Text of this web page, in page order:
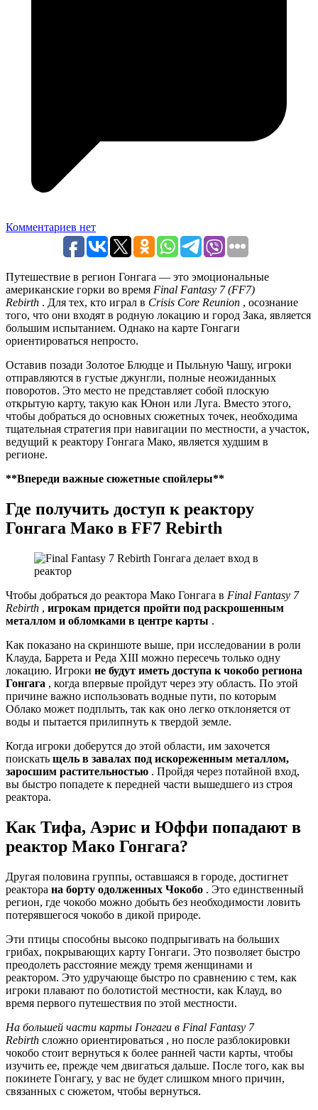
Комментариев нет
Путешествие в регион Гонгага — это эмоциональные
американские горки во время Final Fantasy 7 (FF7)
Rebirth . Для тех, кто играл в Crisis Core Reunion , осознание
того, что они входят в родную локацию и город Зака, является
большим испытанием. Однако на карте Гонгаги
ориентироваться непросто.
Оставив позади Золотое Блюдце и Пыльную Чашу, игроки
отправляются в густые джунгли, полные неожиданных
поворотов. Это место не представляет собой плоскую
открытую карту, такую ​​как Юнон или Луга. Вместо этого,
чтобы добраться до основных сюжетных точек, необходима
тщательная стратегия при навигации по местности, а участок,
ведущий к реактору Гонгага Мако, является худшим в
регионе.
**Впереди важные сюжетные спойлеры**
Где получить доступ к реактору
Гонгага Мако в FF7 Rebirth
Чтобы добраться до реактора Мако Гонгага в Final Fantasy 7
Rebirth , игрокам придется пройти под раскрошенным
металлом и обломками в центре карты .
Как показано на скриншоте выше, при исследовании в роли
Клауда, Баррета и Реда XIII можно пересечь только одну
локацию. Игроки не будут иметь доступа к чокобо региона
Гонгага , когда впервые пройдут через эту область. По этой
причине важно использовать водные пути, по которым
Облако может подплыть, так как оно легко отклоняется от
воды и пытается прилипнуть к твердой земле.
Когда игроки доберутся до этой области, им захочется
поискать щель в завалах под искореженным металлом,
заросшим растительностью . Пройдя через потайной вход,
вы быстро попадете к передней части вышедшего из строя
реактора.
Как Тифа, Аэрис и Юффи попадают в
реактор Мако Гонгага?
Другая половина группы, оставшаяся в городе, достигнет
реактора на борту одолженных Чокобо . Это единственный
регион, где чокобо можно добыть без необходимости ловить
потерявшегося чокобо в дикой природе.
Эти птицы способны высоко подпрыгивать на больших
грибах, покрывающих карту Гонгаги. Это позволяет быстро
преодолеть расстояние между тремя женщинами и
реактором. Это удручающе быстро по сравнению с тем, как
игроки плавают по болотистой местности, как Клауд, во
время первого путешествия по этой местности.
На большей части карты Гонгаги в Final Fantasy 7
Rebirth сложно ориентироваться , но после разблокировки
чокобо стоит вернуться к более ранней части карты, чтобы
изучить ее, прежде чем двигаться дальше. После того, как вы
покинете Гонгагу, у вас не будет слишком много причин,
связанных с сюжетом, чтобы вернуться.